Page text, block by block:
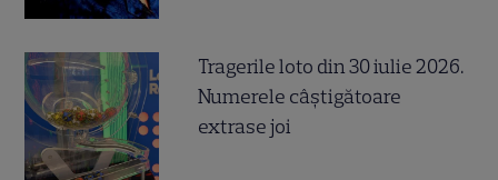
Tragerile loto din 30 iulie 2026.
Numerele câştigătoare
extrase joi